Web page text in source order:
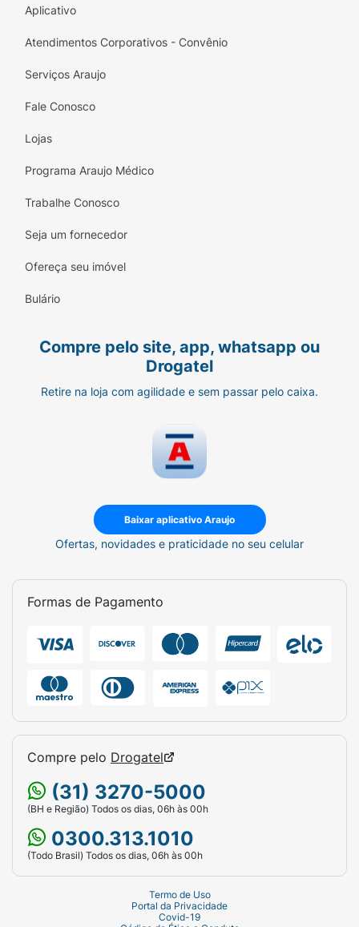
Aplicativo
Atendimentos Corporativos - Convênio
Serviços Araujo
Fale Conosco
Lojas
Programa Araujo Médico
Trabalhe Conosco
Seja um fornecedor
Ofereça seu imóvel
Bulário
Compre pelo site, app, whatsapp ou
Drogatel
Retire na loja com agilidade e sem passar pelo caixa.
Baixar aplicativo Araujo
Ofertas, novidades e praticidade no seu celular
Formas de Pagamento
Compre pelo Drogatel
(31) 3270-5000
(BH e Região) Todos os dias, 06h às 00h
0300.313.1010
(Todo Brasil) Todos os dias, 06h às 00h
Termo de Uso
Portal da Privacidade
Covid-19